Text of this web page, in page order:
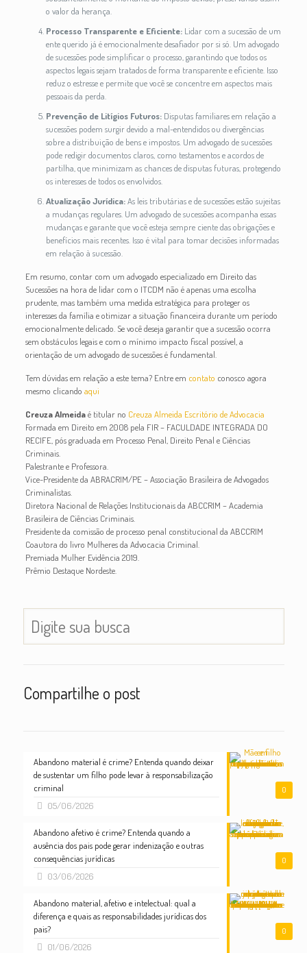
o valor da herança.
Processo Transparente e Eficiente: Lidar com a sucessão de um
ente querido já é emocionalmente desafiador por si só. Um advogado
de sucessões pode simplificar o processo, garantindo que todos os
aspectos legais sejam tratados de forma transparente e eficiente. Isso
reduz o estresse e permite que você se concentre em aspectos mais
pessoais da perda.
Prevenção de Litígios Futuros: Disputas familiares em relação a
sucessões podem surgir devido a mal-entendidos ou divergências
sobre a distribuição de bens e impostos. Um advogado de sucessões
pode redigir documentos claros, como testamentos e acordos de
partilha, que minimizam as chances de disputas futuras, protegendo
os interesses de todos os envolvidos.
Atualização Jurídica:As leis tributárias e de sucessões estão sujeitas
a mudanças regulares. Um advogado de sucessões acompanha essas
mudanças e garante que você esteja sempre ciente das obrigações e
benefícios mais recentes. Isso é vital para tomar decisões informadas
em relação à sucessão.
Em resumo, contar com um advogado especializado em Direito das
Sucessões na hora de lidar com o ITCDM não é apenas uma escolha
prudente, mas também uma medida estratégica para proteger os
interesses da família e otimizar a situação financeira durante um período
emocionalmente delicado. Se você deseja garantir que a sucessão ocorra
sem obstáculos legais e com o mínimo impacto fiscal possível, a
orientação de um advogado de sucessões é fundamental.
Tem dúvidas em relação a este tema? Entre em contato conosco agora
mesmo clicandoaqui
Creuza Almeidaé titular no Creuza Almeida Escritório de Advocacia
Formada em Direito em 2008 pela FIR – FACULDADE INTEGRADA DO
RECIFE, pós graduada em Processo Penal, Direito Penal e Ciências
Criminais.
Palestrante e Professora.
Vice-Presidente da ABRACRIM/PE – Associação Brasileira de Advogados
Criminalistas.
Diretora Nacional de Relações Institucionais da ABCCRIM – Academia
Brasileira de Ciências Criminais.
Presidente da comissão de processo penal constitucional da ABCCRIM
Coautora do livro Mulheres da Advocacia Criminal.
Premiada Mulher Evidência 2019.
Prêmio Destaque Nordeste.
Compartilhe o post
0
Abandono material é crime? Entenda quando deixar
de sustentar um filho pode levar à responsabilização
criminal
05/06/2026
0
Abandono afetivo é crime? Entenda quando a
ausência dos pais pode gerar indenização e outras
consequências jurídicas
03/06/2026
0
Abandono material, afetivo e intelectual: qual a
diferença e quais as responsabilidades jurídicas dos
pais?
01/06/2026